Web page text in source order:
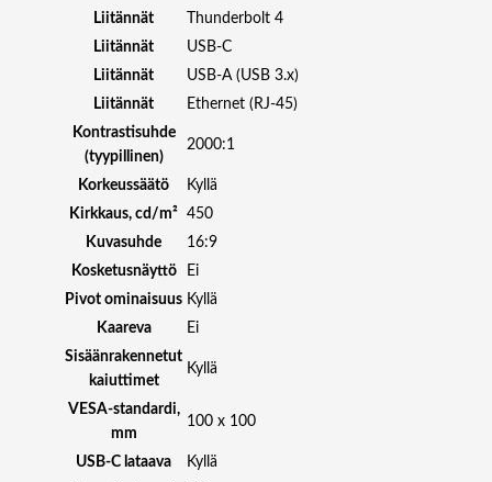
:
V
Liitännät
Thunderbolt 4
Liitännät
USB-C
Liitännät
USB-A (USB 3.x)
Liitännät
Ethernet (RJ-45)
Kontrastisuhde
(tyypillinen)
2000:1
Korkeussäätö
Kyllä
Kirkkaus, cd/m² 450
Kuvasuhde
16:9
Kosketusnäyttö
Ei
Pivot ominaisuus Kyllä
Kaareva
Ei
Sisäänrakennetut
kaiuttimet
Kyllä
VESA-standardi,
mm
100 x 100
USB-C lataava
Kyllä